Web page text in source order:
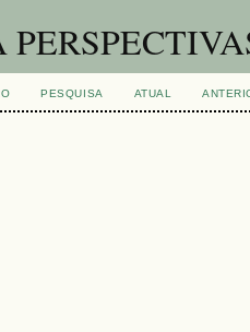
PESQUISA ATUAL